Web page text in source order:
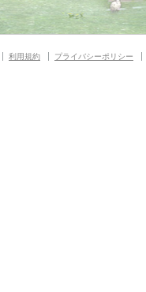
利用規約 プライバシーポリシー